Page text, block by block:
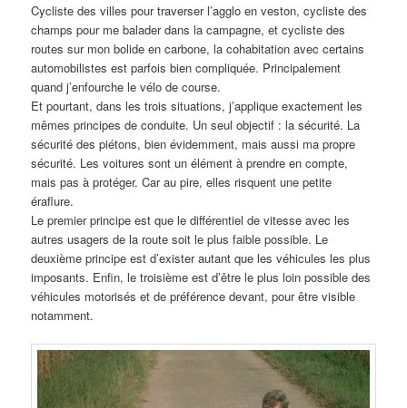
Cycliste des villes pour traverser l’agglo en veston, cycliste des
champs pour me balader dans la campagne, et cycliste des
routes sur mon bolide en carbone, la cohabitation avec certains
automobilistes est parfois bien compliquée. Principalement
quand j’enfourche le vélo de course.
Et pourtant, dans les trois situations, j’applique exactement les
mêmes principes de conduite. Un seul objectif : la sécurité. La
sécurité des piétons, bien évidemment, mais aussi ma propre
sécurité. Les voitures sont un élément à prendre en compte,
mais pas à protéger. Car au pire, elles risquent une petite
éraflure.
Le premier principe est que le différentiel de vitesse avec les
autres usagers de la route soit le plus faible possible. Le
deuxième principe est d’exister autant que les véhicules les plus
imposants. Enfin, le troisième est d’être le plus loin possible des
véhicules motorisés et de préférence devant, pour être visible
notamment.